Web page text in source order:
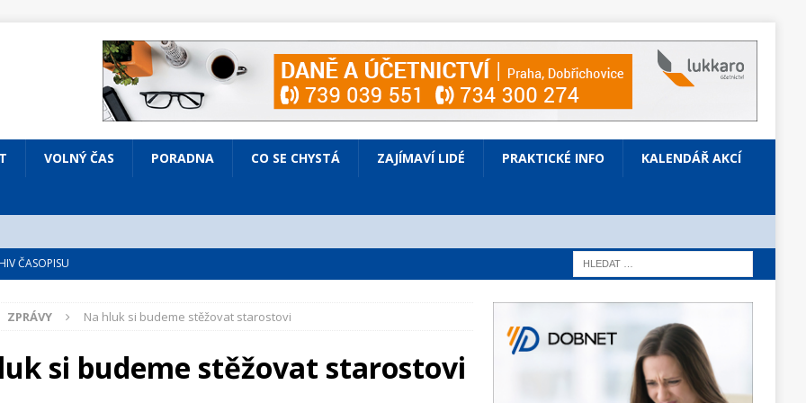
VOLNÝ ČAS PORADNA CO SE CHYSTÁ ZAJÍMAVÍ LIDÉ PRAKTICKÉ INFO KALENDÁŘ AKCÍ
ČASOPISU
VOLNÝ ČAS
Prodaná nevěsta
ZPRÁVY Na hluk si budeme stěžovat starostovi
si budeme stěžovat starostovi